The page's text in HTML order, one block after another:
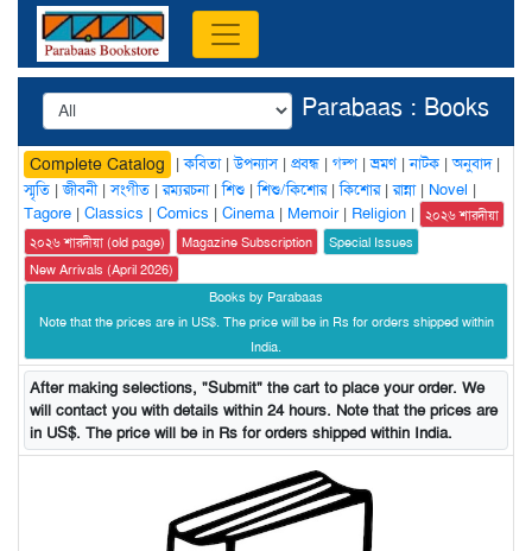
Parabaas : Books
Complete Catalog |কবিতা|উপন্যাস| প্রবন্ধ | গল্প |ভ্রমণ|নাটক |অনুবাদ|
স্মৃতি |জীবনী|সংগীত |রম্যরচনা|শিশু |শিশু/কিশোর|কিশোর|রান্না| Novel |
Tagore | Classics | Comics | Cinema | Memoir| Religion |
২০২৬ শারদীয়া
২০২৬ শারদীয়া (old page)
Magazine Subscription
Special Issues
New Arrivals (April 2026)
Books by Parabaas
Note that the prices are in US$. The price will be in Rs for orders shipped within
India.
After making selections, "Submit" the cart to place your order. We
will contact you with details within 24 hours. Note that the prices are
in US$. The price will be in Rs for orders shipped within India.